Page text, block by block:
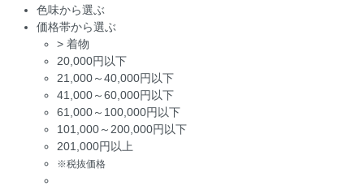
色味から選ぶ
価格帯から選ぶ
> 着物
20,000円以下
21,000～40,000円以下
41,000～60,000円以下
61,000～100,000円以下
101,000～200,000円以下
201,000円以上
※税抜価格